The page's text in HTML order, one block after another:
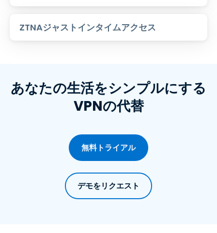
ZTNAジャストインタイムアクセス
あなたの生活をシンプルにする
VPNの代替
無料トライアル
デモをリクエスト